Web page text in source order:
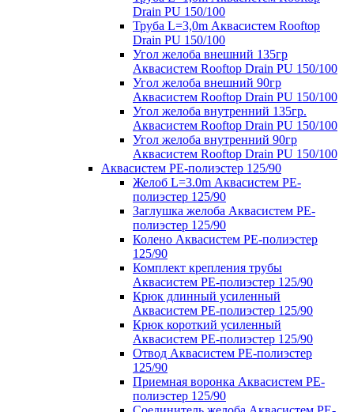
Drain PU 150/100
Труба L=3,0m Аквасистем Rooftop
Drain PU 150/100
Угол желоба внешний 135гр
Аквасистем Rooftop Drain PU 150/100
Угол желоба внешний 90гр
Аквасистем Rooftop Drain PU 150/100
Угол желоба внутренний 135гр.
Аквасистем Rooftop Drain PU 150/100
Угол желоба внутренний 90гр
Аквасистем Rooftop Drain PU 150/100
Аквасистем PE-полиэстер 125/90
Желоб L=3.0m Аквасистем PE-
полиэстер 125/90
Заглушка желоба Аквасистем PE-
полиэстер 125/90
Колено Аквасистем PE-полиэстер
125/90
Комплект крепления трубы
Аквасистем PE-полиэстер 125/90
Крюк длинный усиленный
Аквасистем PE-полиэстер 125/90
Крюк короткий усиленный
Аквасистем PE-полиэстер 125/90
Отвод Аквасистем РЕ-полиэстер
125/90
Приемная воронка Аквасистем PE-
полиэстер 125/90